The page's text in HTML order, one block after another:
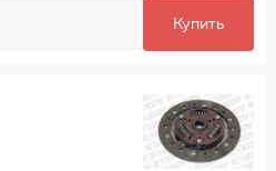
Купить